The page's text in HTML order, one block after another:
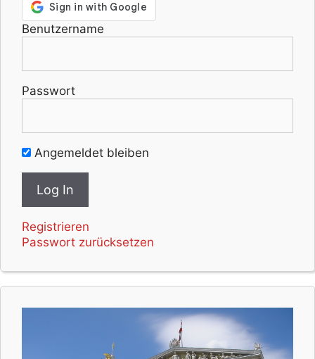
Benutzername
Passwort
Angemeldet bleiben
Registrieren
Passwort zurücksetzen